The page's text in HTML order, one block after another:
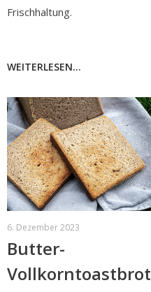
Frischhaltung.
WEITERLESEN...
6. Dezember 2023
Butter-
Vollkorntoastbrot